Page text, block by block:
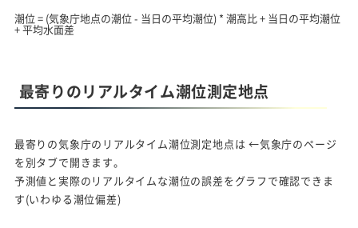
潮位 = (気象庁地点の潮位 - 当日の平均潮位) * 潮高比 + 当日の平均潮位
+ 平均水面差
最寄りのリアルタイム潮位測定地点
最寄りの気象庁のリアルタイム潮位測定地点は ←気象庁のページ
を別タブで開きます。
予測値と実際のリアルタイムな潮位の誤差をグラフで確認できま
す(いわゆる潮位偏差)